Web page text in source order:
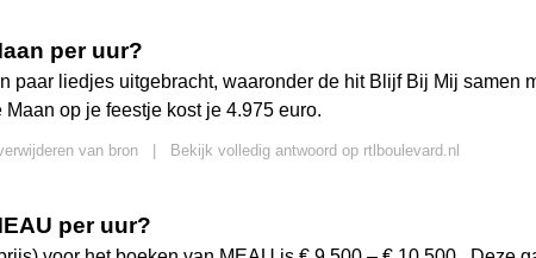
per uur?
paar liedjes uitgebracht, waaronder de hit Blijf Bij Mij samen
Maan op je feestje kost je 4.975 euro.
van bron Bekijk volledig antwoord op rtlboulevard.nl
per uur?